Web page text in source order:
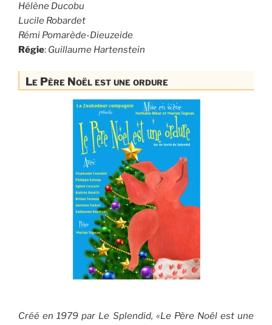
Hélène Ducobu
Lucile Robardet
Rémi Pomarède-Dieuzeide
Régie: Guillaume Hartenstein
Le Père Noël est une ordure
Créé en 1979 par Le Splendid, «Le Père Noël est une